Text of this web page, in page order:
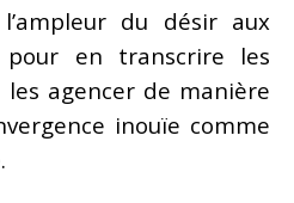
du désir aux
pour en transcrire les
agencer de manière
inouïe comme